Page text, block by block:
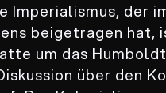
Imperialismus, der
beigetragen hat,
um das
über den